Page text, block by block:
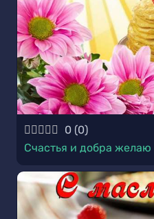
0 (0)
Счастья и добра желаю